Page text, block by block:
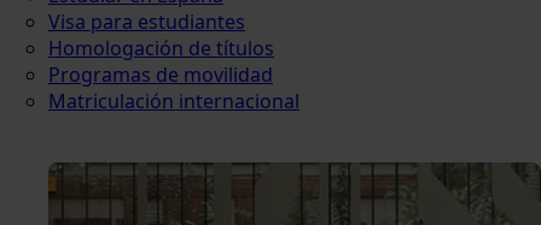
Visa para estudiantes
Homologación de títulos
Programas de movilidad
Matriculación internacional